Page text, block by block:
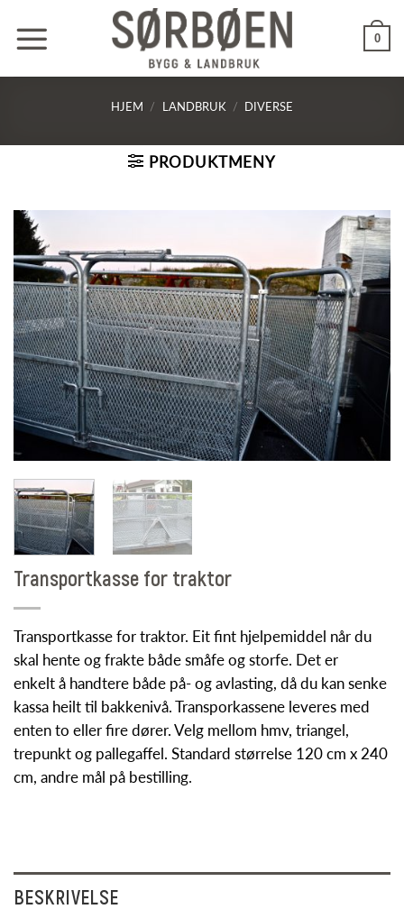
0
HJEM / LANDBRUK / DIVERSE
PRODUKTMENY
Transportkasse for traktor
Transportkasse for traktor. Eit fint hjelpemiddel når du
skal hente og frakte både småfe og storfe. Det er
enkelt å handtere både på- og avlasting, då du kan senke
kassa heilt til bakkenivå. Transporkassene leveres med
enten to eller fire dører. Velg mellom hmv, triangel,
trepunkt og pallegaffel. Standard størrelse 120 cm x 240
cm, andre mål på bestilling.
BESKRIVELSE